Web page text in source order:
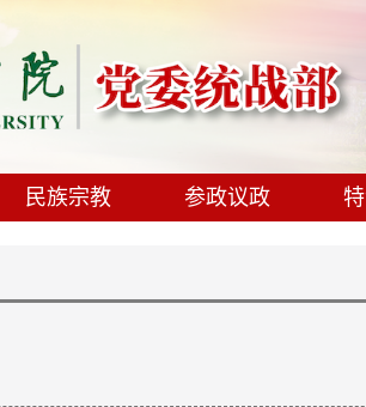
民族宗教 参政议政